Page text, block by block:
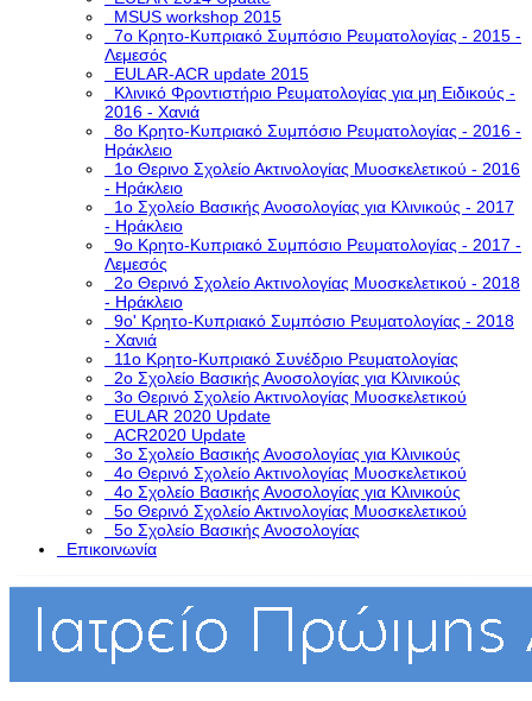
MSUS workshop 2015
7ο Κρητο-Κυπριακό Συμπόσιο Ρευματολογίας - 2015 -
Λεμεσός
EULAR-ACR update 2015
Κλινικό Φροντιστήριο Ρευματολογίας για μη Ειδικούς -
2016 - Χανιά
8ο Κρητο-Κυπριακό Συμπόσιο Ρευματολογίας - 2016 -
Ηράκλειο
1ο Θερινο Σχολείο Ακτινολογίας Μυοσκελετικού - 2016
- Ηράκλειο
1o Σχολείο Βασικής Ανοσολογίας για Κλινικούς - 2017
- Ηράκλειο
9ο Κρητο-Κυπριακό Συμπόσιο Ρευματολογίας - 2017 -
Λεμεσός
2ο Θερινό Σχολείο Ακτινολογίας Μυοσκελετικού - 2018
- Ηράκλειο
9ο' Κρητο-Κυπριακό Συμπόσιο Ρευματολογίας - 2018
- Χανιά
11ο Κρητο-Κυπριακό Συνέδριο Ρευματολογίας
2o Σχολείο Βασικής Ανοσολογίας για Κλινικούς
3o Θερινό Σχολείο Ακτινολογίας Μυοσκελετικού
EULAR 2020 Update
ACR2020 Update
3ο Σχολείο Βασικής Ανοσολογίας για Κλινικούς
4ο Θερινό Σχολείο Ακτινολογίας Μυοσκελετικού
4ο Σχολείο Βασικής Ανοσολογίας για Κλινικούς
5o Θερινό Σχολείο Ακτινολογίας Μυοσκελετικού
5ο Σχολείο Βασικής Ανοσολογίας
Επικοινωνία